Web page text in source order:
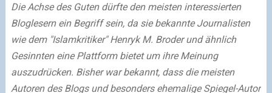
Die Achse des Guten dürfte den meisten interessierten
Bloglesern ein Begriff sein, da sie bekannte Journalisten
wie dem "Islamkritiker" Henryk M. Broder und ähnlich
Gesinnten eine Plattform bietet um ihre Meinung
auszudrücken. Bisher war bekannt, dass die meisten
Autoren des Blogs und besonders ehemalige Spiegel-Autor